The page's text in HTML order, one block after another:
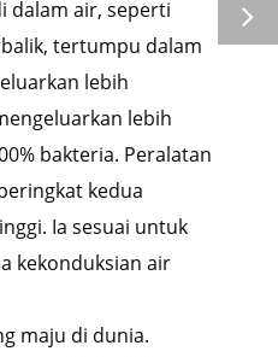
dalam air, seperti
tertumpu dalam
lebih
lebih
bakteria. Peralatan
kedua
Ia sesuai untuk
kekonduksian air
maju di dunia.